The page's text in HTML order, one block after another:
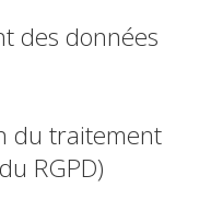
des données
du traitement
RGPD)